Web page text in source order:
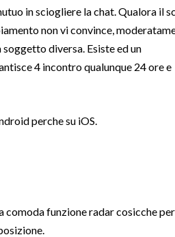
in sciogliere la chat. Qualora il
non vi convince,
diversa. Esiste ed un
4 incontro qualunque 24 ore e
perche su iOS.
comoda funzione radar cosicche